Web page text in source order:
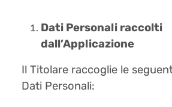
Dati Personali raccolti
dall’Applicazione
Il Titolare raccoglie le
Dati Personali: